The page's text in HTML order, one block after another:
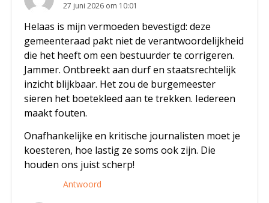
27 juni 2026 om 10:01
Helaas is mijn vermoeden bevestigd: deze
gemeenteraad pakt niet de verantwoordelijkheid
die het heeft om een bestuurder te corrigeren.
Jammer. Ontbreekt aan durf en staatsrechtelijk
inzicht blijkbaar. Het zou de burgemeester
sieren het boetekleed aan te trekken. Iedereen
maakt fouten.
Onafhankelijke en kritische journalisten moet je
koesteren, hoe lastig ze soms ook zijn. Die
houden ons juist scherp!
Antwoord